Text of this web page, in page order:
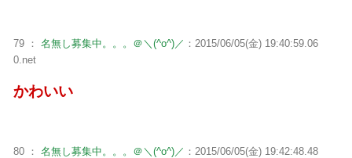
79 ： 名無し募集中。。。＠＼(^o^)／ ：2015/06/05(金) 19:40:59.06
0.net
かわいい
80 ： 名無し募集中。。。＠＼(^o^)／ ：2015/06/05(金) 19:42:48.48